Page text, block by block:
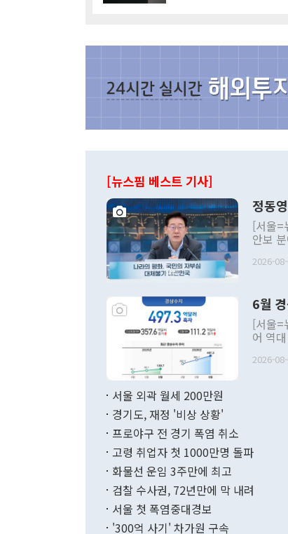
[뉴스핌 베스트 기사]
정동
[서울=
안보
발언
주의적
관의
관 부
관의
다. [정동영 통일부 장관이 지난달 23일 오후 서울 종로구 정부서울청사에
무너졌
함께 4
2026-
6월
[서울=
어 역
료=한국은행] 한국은행이 6일 발표
며 월
수출
2026-
서울 외곽 월세 200만원
경기도, 재정 '비상 상황'
프로야구 전 경기 폭염 취소
고령 취업자 첫 1000만명 돌파
화물선 운임 3주만에 최고
검찰 수사권, 72년만에 막 내려
서울 첫 폭염중대경보
'300억 사기' 차가원 구속